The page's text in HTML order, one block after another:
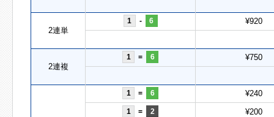
2連単
1 - 6 ¥920
2連複
1 = 6 ¥750
1 = 6 ¥240
1 = 2 ¥200